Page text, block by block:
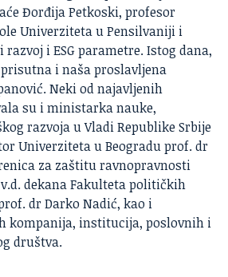
Đorđija Petkoski, profesor
Univerziteta u Pensilvaniji i
i ESG parametre. Istog dana,
i naša proslavljena
Neki od najavljenih
su i ministarka nauke,
razvoja u Vladi Republike Srbije
Univerziteta u Beogradu prof. dr
za zaštitu ravnopravnosti
dekana Fakulteta političkih
dr Darko Nadić, kao i
kompanija, institucija, poslovnih i
društva.